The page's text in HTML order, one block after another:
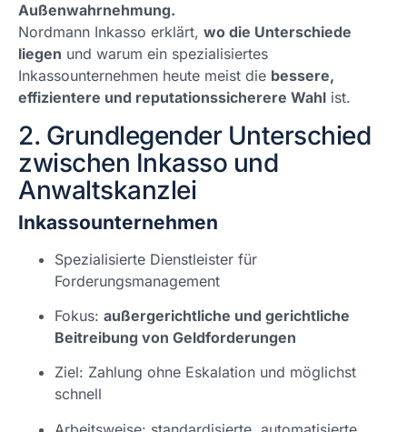
Außenwahrnehmung.
Nordmann Inkasso erklärt, wo die Unterschiede
liegen und warum ein spezialisiertes
Inkassounternehmen heute meist die bessere,
effizientere und reputationssicherere Wahl ist.
2. Grundlegender Unterschied
zwischen Inkasso und
Anwaltskanzlei
Inkassounternehmen
Spezialisierte Dienstleister für
Forderungsmanagement
Fokus: außergerichtliche und gerichtliche
Beitreibung von Geldforderungen
Ziel: Zahlung ohne Eskalation und möglichst
schnell